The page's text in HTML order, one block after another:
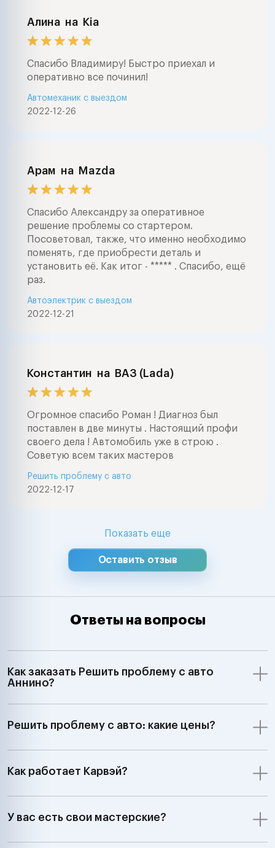
Алина на Kia
Спасибо Владимиру! Быстро приехал и
оперативно все починил!
2022-12-26
Автомеханик с выездом
Арам на Mazda
Спасибо Александру за оперативное
решение проблемы со стартером.
Посоветовал, также, что именно необходимо
поменять, где приобрести деталь и
установить её. Как итог - ***** . Спасибо, ещё
раз.
2022-12-21
Автоэлектрик с выездом
Константин на ВАЗ (Lada)
Огромное спасибо Роман ! Диагноз был
поставлен в две минуты . Настоящий профи
своего дела ! Автомобиль уже в строю .
Советую всем таких мастеров
2022-12-17
Решить проблему с авто
Показать еще
Оставить отзыв
Ответы на вопросы
Как заказать Решить проблему с авто
Аннино?
Решить проблему с авто: какие цены?
Как работает Карвэй?
У вас есть свои мастерские?